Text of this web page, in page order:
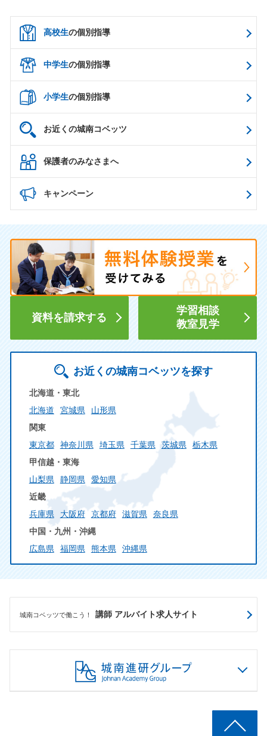
高校生の個別指導
中学生の個別指導
小学生の個別指導
お近くの城南コベッツ
保護者のみなさまへ
キャンペーン
資料を請求する
学習相談
教室見学
お近くの城南コベッツを探す
北海道・東北
北海道
宮城県
山形県
関東
東京都
神奈川県 埼玉県 千葉県 茨城県
栃木県
甲信越・東海
山梨県
静岡県
愛知県
近畿
兵庫県
大阪府 京都府 滋賀県
奈良県
中国・九州・沖縄
広島県
福岡県 熊本県 沖縄県
城南コベッツで働こう！ 講師 アルバイト求人サイト